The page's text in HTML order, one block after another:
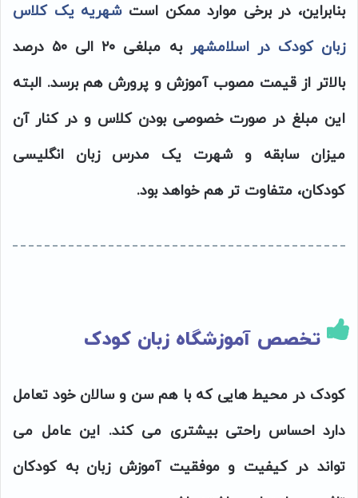
بنابراین، در برخی موارد ممکن استشهریه یک کلاس
زبان کودک در اسلامشهر
به مبلغی ۲۰ الی ۵۰ درصد
بالاتر از قیمت مصوب آموزش و پرورش هم برسد. البته
این مبلغ در صورت خصوصی بودن کلاس و در کنار آن
میزان سابقه و شهرت یک مدرس زبان انگلیسی
کودکان، متفاوت تر هم خواهد بود.
تخصص آموزشگاه زبان کودک
کودک در محیط هایی که با هم سن و سالان خود تعامل
دارد احساس راحتی بیشتری می کند. این عامل می
تواند در کیفیت و موفقیت آموزش زبان به کودکان